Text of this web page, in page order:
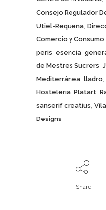
Consejo Regulador
Utiel-Requena
Comercio y Consumo
peris esencia
de Mestres Sucrers
Mediterránea lladro
Hostelería Platart
sanserif creatius
Designs
Share